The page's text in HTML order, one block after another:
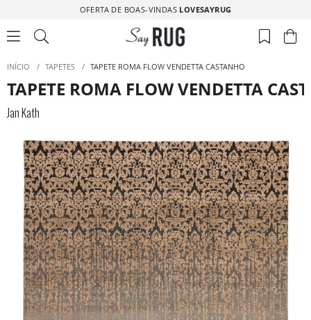
OFERTA DE BOAS-VINDAS LOVESAYRUG
INÍCIO / TAPETES / TAPETE ROMA FLOW VENDETTA CASTANHO
TAPETE ROMA FLOW VENDETTA
Jan Kath